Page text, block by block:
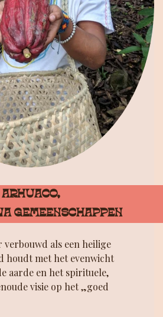
ARHUACO,
GEMEENSCHAPPEN
verbouwd als een heilige
houdt met het evenwicht
aarde en het spirituele,
visie op het „goed